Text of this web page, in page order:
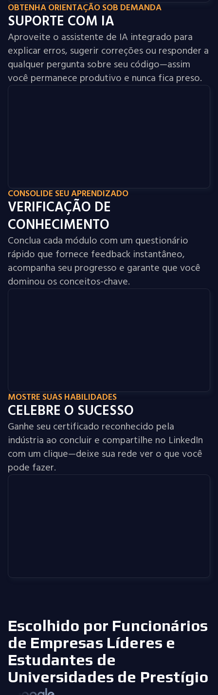
OBTENHA ORIENTAÇÃO SOB DEMANDA
SUPORTE COM IA
Aproveite o assistente de IA integrado para
explicar erros, sugerir correções ou responder a
qualquer pergunta sobre seu código—assim
você permanece produtivo e nunca fica preso.
CONSOLIDE SEU APRENDIZADO
VERIFICAÇÃO DE
CONHECIMENTO
Conclua cada módulo com um questionário
rápido que fornece feedback instantâneo,
acompanha seu progresso e garante que você
dominou os conceitos-chave.
MOSTRE SUAS HABILIDADES
CELEBRE O SUCESSO
Ganhe seu certificado reconhecido pela
indústria ao concluir e compartilhe no LinkedIn
com um clique—deixe sua rede ver o que você
pode fazer.
Escolhido por Funcionários
de Empresas Líderes e
Estudantes de
Universidades de Prestígio